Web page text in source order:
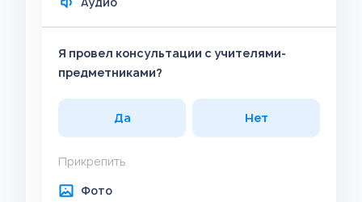
Я провел консультации с учителями-
предметниками?
Да Нет
Прикрепить
Фото